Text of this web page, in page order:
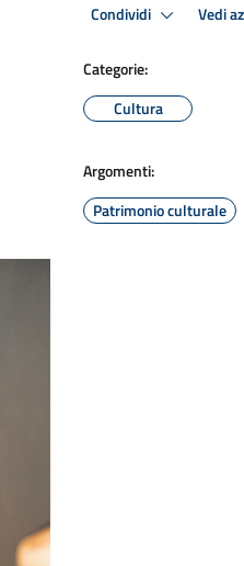
Condividi Vedi
Categorie:
Cultura
Argomenti:
Patrimonio culturale